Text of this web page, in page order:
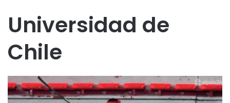
Universidad de
Chile